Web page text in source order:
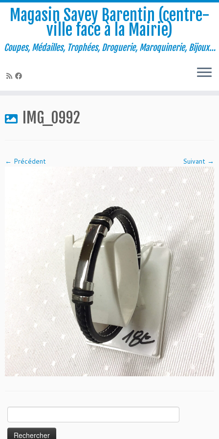
contenu
Magasin Savey Barentin (centre-
ville face à la Mairie)
Coupes, Médailles, Trophées, Droguerie, Maroquinerie, Bijoux…
IMG_0992
← Précédent Suivant →